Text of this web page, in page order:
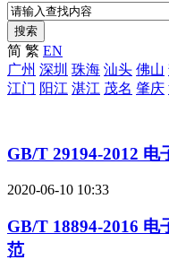
搜索
简 繁 EN
广州 深圳 珠海 汕头 佛山
江门 阳江 湛江 茂名 肇庆
GB/T 29194-2012
2020-06-10 10:33
GB/T 18894-2016
范